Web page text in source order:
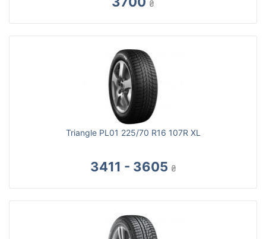
₴
Triangle PL01 225/70 R16 107R XL
3411 - 3605 ₴